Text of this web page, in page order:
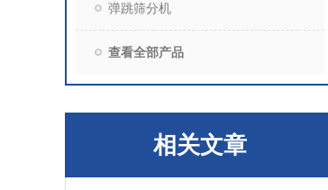
弹跳筛分机
查看全部产品
相关文章